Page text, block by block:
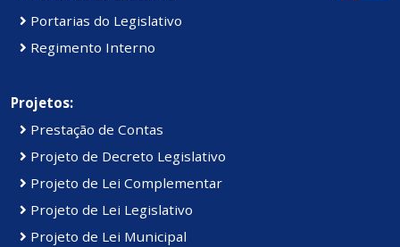
Portarias do Legislativo
Regimento Interno
Projetos:
Prestação de Contas
Projeto de Decreto Legislativo
Projeto de Lei Complementar
Projeto de Lei Legislativo
Projeto de Lei Municipal